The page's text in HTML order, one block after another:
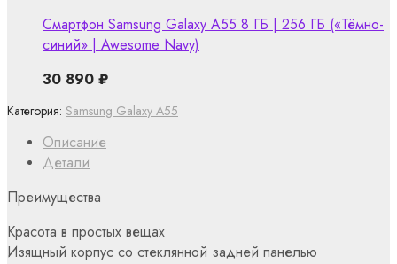
Описание
Детали
Преимущества
Красота в простых вещах
Изящный корпус со стеклянной задней панелью
Категория: Samsung Galaxy A55
Смартфон Samsung Galaxy A55 8 ГБ | 256 ГБ («Тёмно-
синий» | Awesome Navy)
30 890 ₽